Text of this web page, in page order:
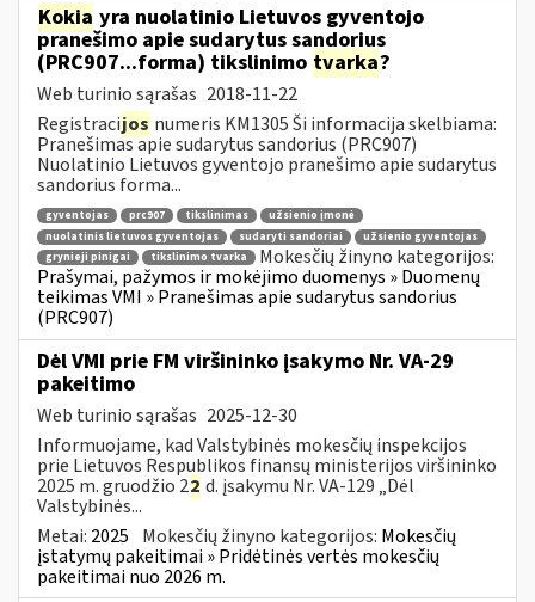
Kokia yra nuolatinio Lietuvos gyventojo
pranešimo apie sudarytus sandorius
(PRC907...forma) tikslinimo tvarka?
Web turinio sąrašas 2018-11-22
Registracijos numeris KM1305 Ši informacija skelbiama:
Pranešimas apie sudarytus sandorius (PRC907)
Nuolatinio Lietuvos gyventojo pranešimo apie sudarytus
sandorius forma...
gyventojas prc907 tikslinimas
užsienio įmonė
nuolatinis lietuvos gyventojas
sudaryti sandoriai
užsienio gyventojas
grynieji pinigai
tikslinimo tvarka
Mokesčių žinyno kategorijos:
Prašymai, pažymos ir mokėjimo duomenys » Duomenų
teikimas VMI » Pranešimas apie sudarytus sandorius
(PRC907)
Dėl VMI prie FM viršininko įsakymo Nr. VA-29
pakeitimo
Web turinio sąrašas 2025-12-30
Informuojame, kad Valstybinės mokesčių inspekcijos
prie Lietuvos Respublikos finansų ministerijos viršininko
2025 m. gruodžio 22 d. įsakymu Nr. VA-129 „Dėl
Valstybinės...
Metai: 2025 Mokesčių žinyno kategorijos: Mokesčių
įstatymų pakeitimai » Pridėtinės vertės mokesčių
pakeitimai nuo 2026 m.